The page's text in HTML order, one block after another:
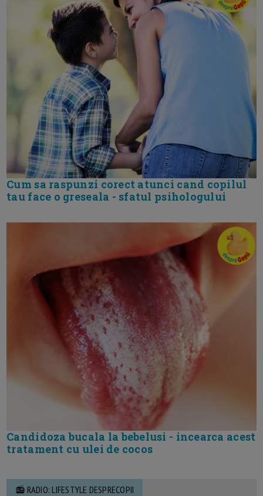
Cum sa raspunzi corect atunci cand copilul
tau face o greseala - sfatul psihologului
Candidoza bucala la bebelusi - incearca acest
tratament cu ulei de cocos
📻 RADIO: LIFESTYLE DESPRECOPII